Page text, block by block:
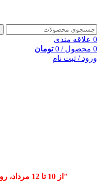
0 علاقه مندی
0 محصول /
0 تومان
ورود / ثبت نام
"از 10 تا 12 مرداد، روز کاری به حساب نمی آید!"